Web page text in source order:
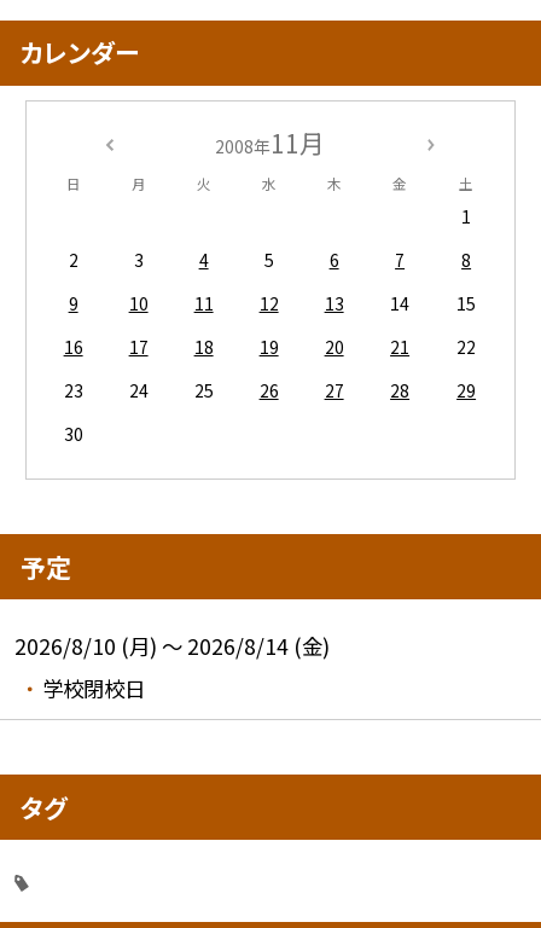
カレンダー
2008年11月
日 月 火 水 木 金 土
1
2
3 4 5 6 7
8
9
10 11 12 13 14
15
16
17 18 19 20 21
22
23
24 25 26 27 28
29
30
予定
2026/8/10 (月) ～ 2026/8/14 (金)
学校閉校日
タグ